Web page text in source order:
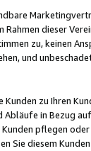
Rahmen dieser
zu, keinen
und
zu Ihren
in Bezug
pflegen
Sie diesem